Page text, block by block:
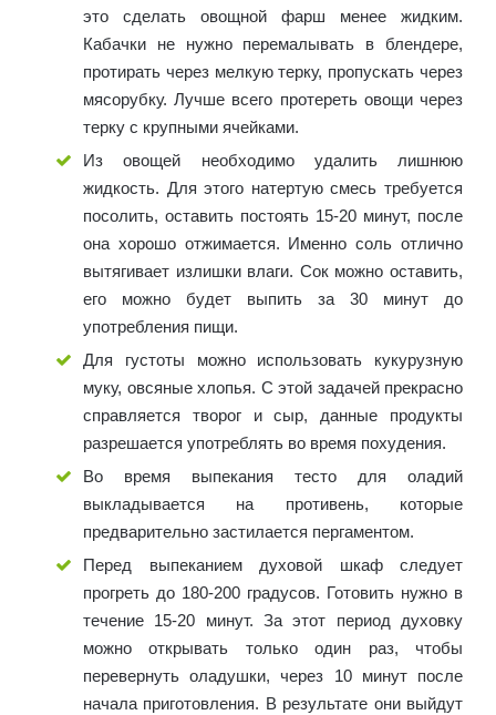
это сделать овощной фарш менее жидким.
Кабачки не нужно перемалывать в блендере,
протирать через мелкую терку, пропускать через
мясорубку. Лучше всего протереть овощи через
терку с крупными ячейками.
Из овощей необходимо удалить лишнюю
жидкость. Для этого натертую смесь требуется
посолить, оставить постоять 15-20 минут, после
она хорошо отжимается. Именно соль отлично
вытягивает излишки влаги. Сок можно оставить,
его можно будет выпить за 30 минут до
употребления пищи.
Для густоты можно использовать кукурузную
муку, овсяные хлопья. С этой задачей прекрасно
справляется творог и сыр, данные продукты
разрешается употреблять во время похудения.
Во время выпекания тесто для оладий
выкладывается на противень, которые
предварительно застилается пергаментом.
Перед выпеканием духовой шкаф следует
прогреть до 180-200 градусов. Готовить нужно в
течение 15-20 минут. За этот период духовку
можно открывать только один раз, чтобы
перевернуть оладушки, через 10 минут после
начала приготовления. В результате они выйдут